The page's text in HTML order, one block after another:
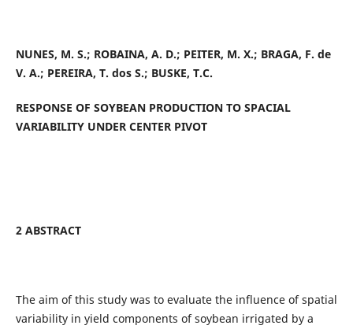
NUNES, M. S.; ROBAINA, A. D.; PEITER, M. X.; BRAGA, F. de
V. A.; PEREIRA, T. dos S.; BUSKE, T.C.
RESPONSE OF SOYBEAN PRODUCTION TO SPACIAL
VARIABILITY UNDER CENTER PIVOT
2 ABSTRACT
The aim of this study was to evaluate the influence of spatial
variability in yield components of soybean irrigated by a